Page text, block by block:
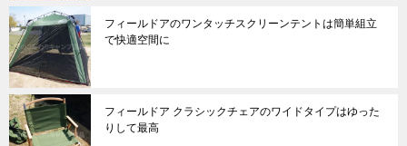
フィールドアのワンタッチスクリーンテントは簡単組立
で快適空間に
フィールドア クラシックチェアのワイドタイプはゆった
りして最高